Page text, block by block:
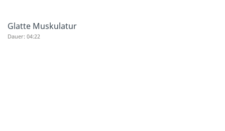
Glatte Muskulatur
Dauer: 04:22